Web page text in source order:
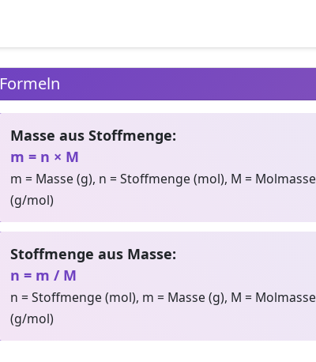
Formeln
Masse aus Stoffmenge:
m = n × M
m = Masse (g), n = Stoffmenge (mol), M = Molmasse
(g/mol)
Stoffmenge aus Masse:
n = m / M
n = Stoffmenge (mol), m = Masse (g), M = Molmasse
(g/mol)